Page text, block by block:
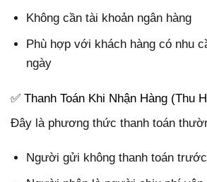
Không cần tài khoản ngân hàng
Phù hợp với khách hàng có nhu
ngày
✅ Thanh Toán Khi Nhận Hàng (Thu
Đây là phương thức thanh toán
Người gửi không thanh toán trước